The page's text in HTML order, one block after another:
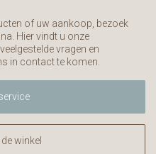
of uw aankoop, bezoek
Hier vindt u onze
vragen en
in contact te komen.
winkel